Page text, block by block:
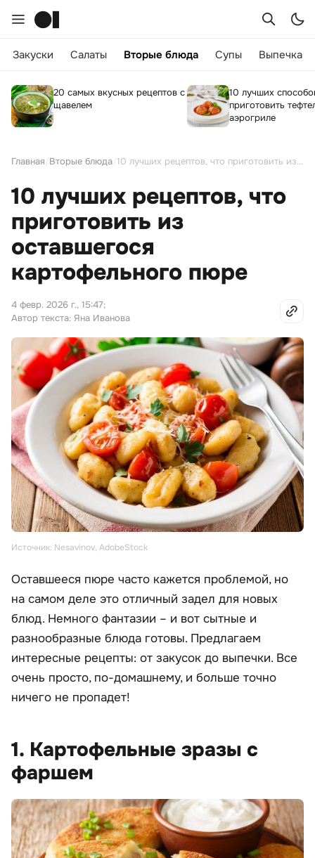
Закуски Салаты Вторые блюда Супы Выпечка
20 самых вкусных рецептов с
щавелем
10 лучших
приготовить
аэрогриле
Главная Вторые блюда 10 лучших рецептов, что приготовить из оставшегося картофельного пюре
10 лучших рецептов, что
приготовить из
оставшегося
картофельного пюре
4 февр. 2026 г., 15:47;
Автор текста: Яна Иванова
Источник: Nesavinov, AdobeStock
Оставшееся пюре часто кажется проблемой, но
на самом деле это отличный задел для новых
блюд. Немного фантазии – и вот сытные и
разнообразные блюда готовы. Предлагаем
интересные рецепты: от закусок до выпечки. Все
очень просто, по-домашнему, и больше точно
ничего не пропадет!
1. Картофельные зразы с
фаршем